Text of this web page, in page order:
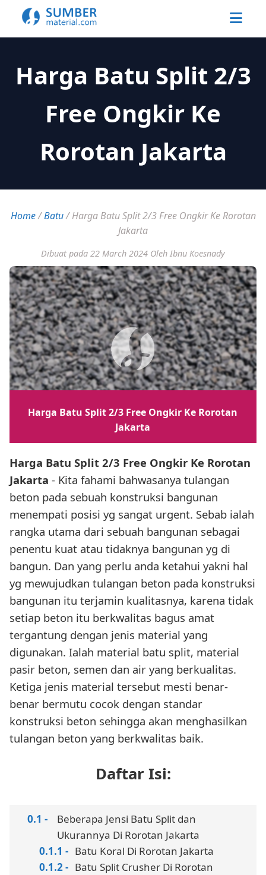
Harga Batu Split 2/3
Free Ongkir Ke
Rorotan Jakarta
Home/Batu/Harga Batu Split 2/3 Free Ongkir Ke Rorotan
Jakarta
Dibuat pada 22 March 2024 Oleh Ibnu Koesnady
Harga Batu Split 2/3 Free Ongkir Ke Rorotan
Jakarta
Harga Batu Split 2/3 Free Ongkir Ke Rorotan
Jakarta - Kita fahami bahwasanya tulangan
beton pada sebuah konstruksi bangunan
menempati posisi yg sangat urgent. Sebab ialah
rangka utama dari sebuah bangunan sebagai
penentu kuat atau tidaknya bangunan yg di
bangun. Dan yang perlu anda ketahui yakni hal
yg mewujudkan tulangan beton pada konstruksi
bangunan itu terjamin kualitasnya, karena tidak
setiap beton itu berkwalitas bagus amat
tergantung dengan jenis material yang
digunakan. Ialah material batu split, material
pasir beton, semen dan air yang berkualitas.
Ketiga jenis material tersebut mesti benar-
benar bermutu cocok dengan standar
konstruksi beton sehingga akan menghasilkan
tulangan beton yang berkwalitas baik.
Daftar Isi:
Beberapa Jensi Batu Split dan
Ukurannya Di Rorotan Jakarta
Batu Koral Di Rorotan Jakarta
Batu Split Crusher Di Rorotan